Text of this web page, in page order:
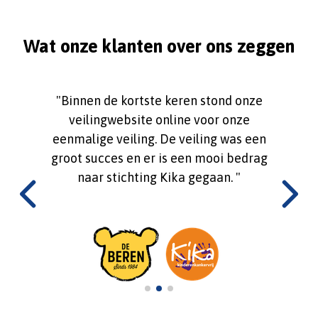
Wat onze klanten over ons zeggen
Vorige testimonial
"Binnen de kortste keren stond onze
veilingwebsite online voor onze
eenmalige veiling. De veiling was een
groot succes en er is een mooi bedrag
naar stichting Kika gegaan. "